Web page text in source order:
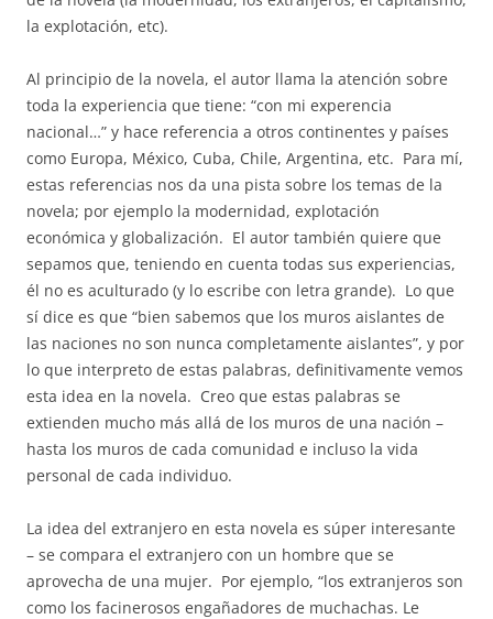
la explotación, etc).
Al principio de la novela, el autor llama la atención sobre
toda la experiencia que tiene: “con mi experencia
nacional…” y hace referencia a otros continentes y países
como Europa, México, Cuba, Chile, Argentina, etc. Para mí,
estas referencias nos da una pista sobre los temas de la
novela; por ejemplo la modernidad, explotación
económica y globalización. El autor también quiere que
sepamos que, teniendo en cuenta todas sus experiencias,
él no es aculturado (y lo escribe con letra grande). Lo que
sí dice es que “bien sabemos que los muros aislantes de
las naciones no son nunca completamente aislantes”, y por
lo que interpreto de estas palabras, definitivamente vemos
esta idea en la novela. Creo que estas palabras se
extienden mucho más allá de los muros de una nación –
hasta los muros de cada comunidad e incluso la vida
personal de cada individuo.
La idea del extranjero en esta novela es súper interesante
– se compara el extranjero con un hombre que se
aprovecha de una mujer. Por ejemplo, “los extranjeros son
como los facinerosos engañadores de muchachas. Le